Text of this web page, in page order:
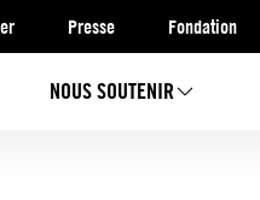
Presse Fondation
NOUS SOUTENIR